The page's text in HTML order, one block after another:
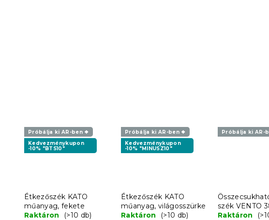
Próbálja ki AR-ben ❖
Kedvezménykupon
-10% "BTS10"
Étkezőszék KATO
műanyag, fekete
Raktáron
(>10 db)
Próbálja ki AR-ben ❖
Kedvezménykupon
-10% "MINUSZ10"
Étkezőszék KATO
műanyag, világosszürke
Raktáron
(>10 db)
Próbálja ki AR-
szék VENTO
Raktáron